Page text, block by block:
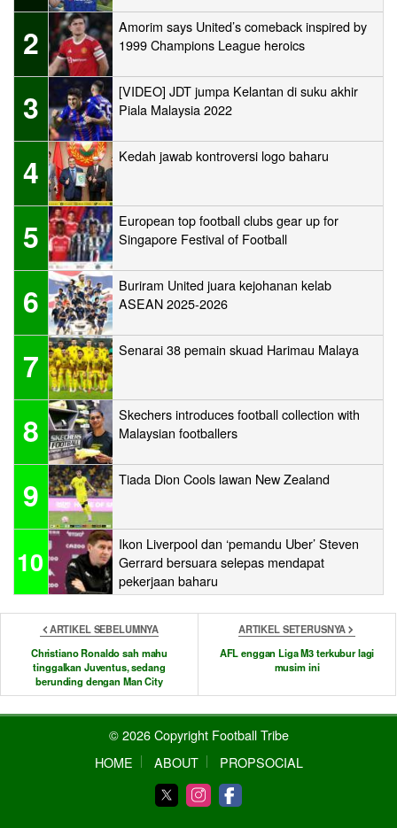
2
Amorim says United’s comeback inspired by
1999 Champions League heroics
3
[VIDEO] JDT jumpa Kelantan di suku akhir
Piala Malaysia 2022
4 Kedah jawab kontroversi logo baharu
5
European top football clubs gear up for
Singapore Festival of Football
6
Buriram United juara kejohanan kelab
ASEAN 2025-2026
7 Senarai 38 pemain skuad Harimau Malaya
8
Skechers introduces football collection with
Malaysian footballers
9 Tiada Dion Cools lawan New Zealand
10
Ikon Liverpool dan ‘pemandu Uber’ Steven
Gerrard bersuara selepas mendapat
pekerjaan baharu
ARTIKEL SEBELUMNYA
Christiano Ronaldo sah mahu
tinggalkan Juventus, sedang
berunding dengan Man City
ARTIKEL SETERUSNYA
AFL enggan Liga M3 terkubur lagi
musim ini
© 2026 Copyright Football Tribe
HOME
ABOUT PROPSOCIAL